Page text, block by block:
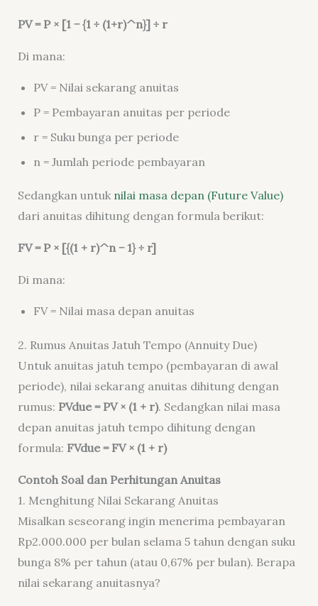
PV = P × [1 − {1 ÷ (1+r)^n}] ÷ r
Di mana:
PV = Nilai sekarang anuitas
P = Pembayaran anuitas per periode
r = Suku bunga per periode
n = Jumlah periode pembayaran
Sedangkan untuk nilai masa depan (Future Value)
dari anuitas dihitung dengan formula berikut:
FV = P × [{(1 + r)^n − 1} ÷ r]
Di mana:
FV = Nilai masa depan anuitas
2. Rumus Anuitas Jatuh Tempo (Annuity Due)
Untuk anuitas jatuh tempo (pembayaran di awal
periode), nilai sekarang anuitas dihitung dengan
rumus: PVdue = PV × (1 + r). Sedangkan nilai masa
depan anuitas jatuh tempo dihitung dengan
formula: FVdue = FV × (1 + r)
Contoh Soal dan Perhitungan Anuitas
1. Menghitung Nilai Sekarang Anuitas
Misalkan seseorang ingin menerima pembayaran
Rp2.000.000 per bulan selama 5 tahun dengan suku
bunga 8% per tahun (atau 0,67% per bulan). Berapa
nilai sekarang anuitasnya?